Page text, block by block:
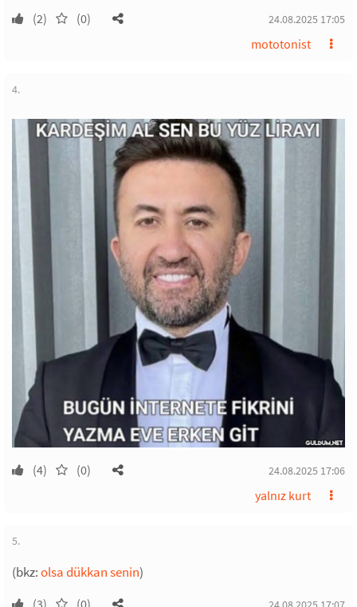
(2) (0) 24.08.2025 17:05
mototonist
4.
(4) (0) 24.08.2025 17:06
yalnız kurt
5.
(bkz:olsa dükkan senin)